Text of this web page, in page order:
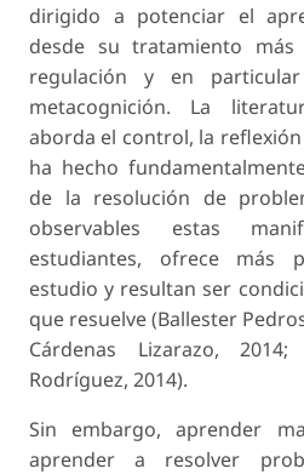
dirigido a potenciar el
desde su tratamiento
regulación y en
metacognición. La
aborda el control, la
ha hecho
de la resolución de
observables estas
estudiantes, ofrece más
estudio y resultan ser
que resuelve (Ballester
Cárdenas Lizarazo,
Rodríguez, 2014).
Sin embargo, aprender
aprender a resolver